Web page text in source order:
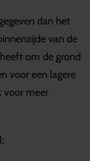
dan het
van de
om de grond
voor een lagere
voor meer